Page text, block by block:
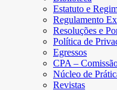
Estatuto e
Regulamento
Resoluções e
Política de
Egressos
CPA –
Núcleo de
Revistas